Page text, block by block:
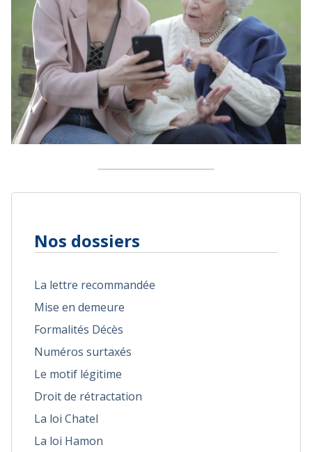
Nos dossiers
La lettre recommandée
Mise en demeure
Formalités Décès
Numéros surtaxés
Le motif légitime
Droit de rétractation
La loi Chatel
La loi Hamon